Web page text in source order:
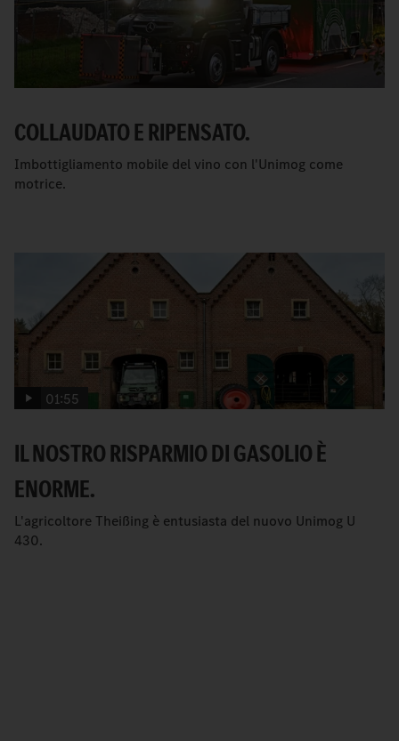
COLLAUDATO E RIPENSATO.
Imbottigliamento mobile del vino con l'Unimog come
motrice.
01:55
IL NOSTRO RISPARMIO DI GASOLIO È
ENORME.
L'agricoltore Theißing è entusiasta del nuovo Unimog U
430.